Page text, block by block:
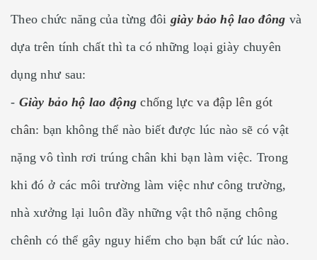
Theo chức năng của từng đôi giày bảo hộ lao đông và
dựa trên tính chất thì ta có những loại giày chuyên
dụng như sau:
- Giày bảo hộ lao động chống lực va đập lên gót
chân: bạn không thể nào biết được lúc nào sẽ có vật
nặng vô tình rơi trúng chân khi bạn làm việc. Trong
khi đó ở các môi trường làm việc như công trường,
nhà xưởng lại luôn đầy những vật thô nặng chông
chênh có thể gây nguy hiểm cho bạn bất cứ lúc nào.